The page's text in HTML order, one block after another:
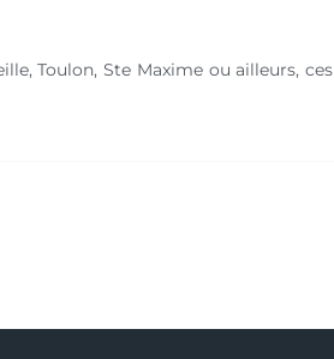
Toulon, Ste Maxime ou ailleurs, ces